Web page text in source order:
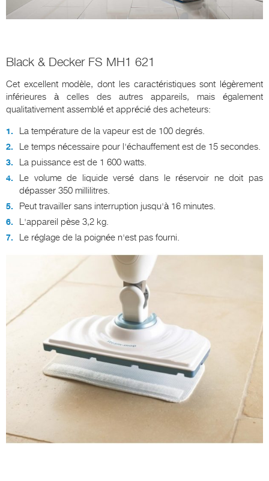
Black & Decker FS MH1 621
Cet excellent modèle, dont les caractéristiques sont légèrement
inférieures à celles des autres appareils, mais également
qualitativement assemblé et apprécié des acheteurs:
La température de la vapeur est de 100 degrés.
Le temps nécessaire pour l'échauffement est de 15 secondes.
La puissance est de 1 600 watts.
Le volume de liquide versé dans le réservoir ne doit pas
dépasser 350 millilitres.
Peut travailler sans interruption jusqu'à 16 minutes.
L'appareil pèse 3,2 kg.
Le réglage de la poignée n'est pas fourni.